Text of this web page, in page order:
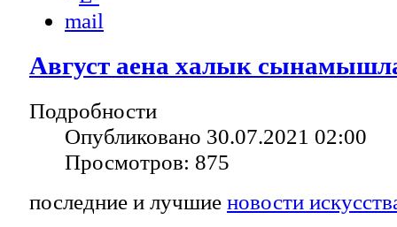
Август аена халык
Подробности
Опубликовано 30.07.2021 02:00
Просмотров: 875
последние и лучшие новости